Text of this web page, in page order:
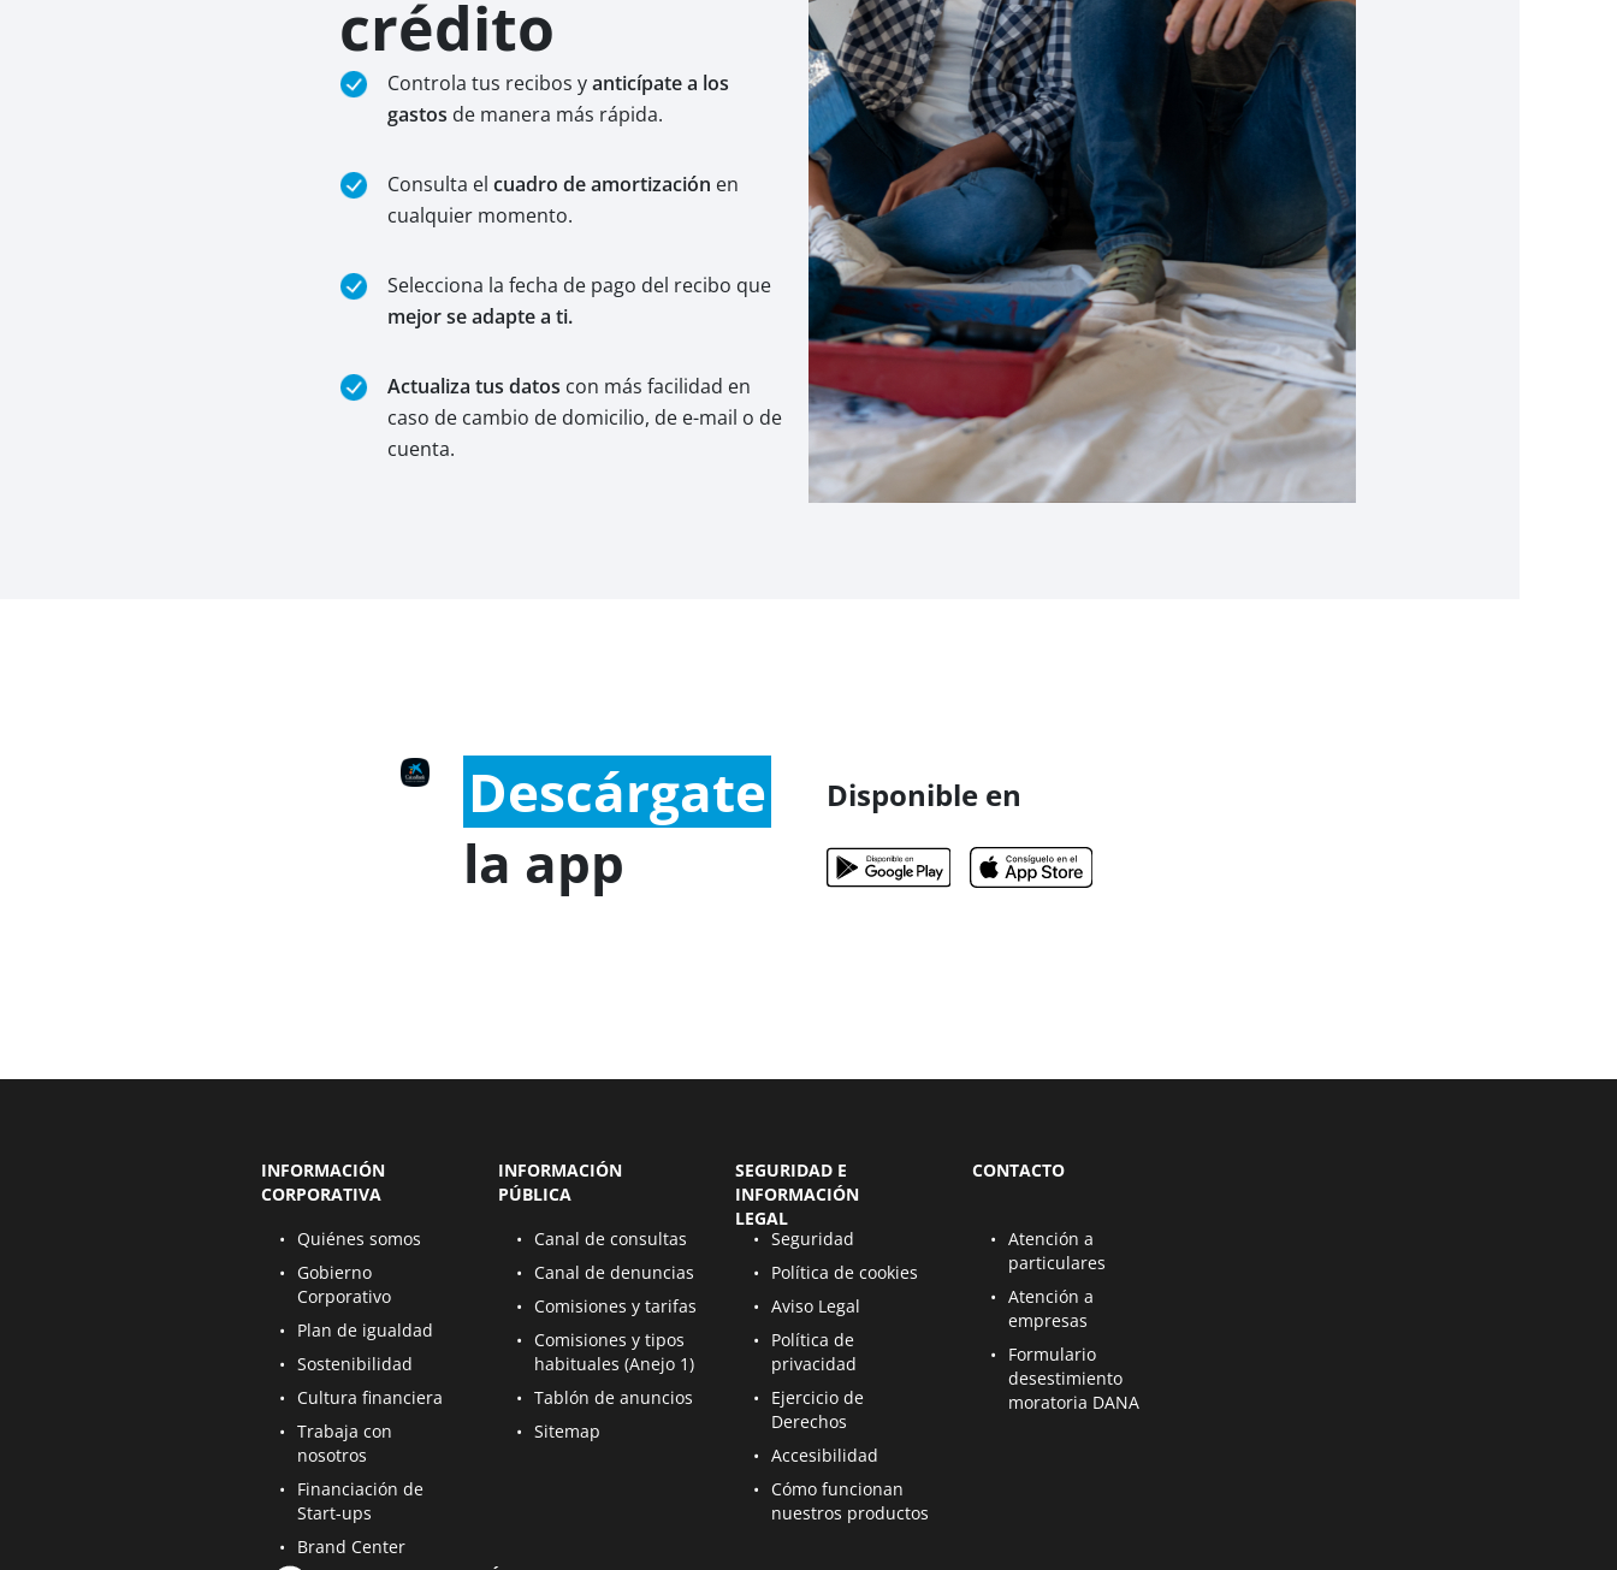
crédito
Controla tus recibos yanticípate a los
gastos de manera más rápida.
Consulta el cuadro de amortización en
cualquier momento.
Selecciona la fecha de pago del recibo que
mejor se adapte a ti.
Actualiza tus datos con más facilidad en
caso de cambio de domicilio, de e-mail o de
cuenta.
Descárgate
la app
Disponible en
INFORMACIÓN
CORPORATIVA
Quiénes somos
Se abre en una nueva página
Gobierno
Corporativo
Se abre en una nueva página
Plan de igualdad
Se abre en una nueva página
Sostenibilidad
Se abre en una nueva página
Cultura financiera
Se abre en una nueva página
Trabaja con
nosotros
Se abre en una nueva página
Financiación de
Start-ups
Se abre en una nueva página
Brand Center
Se abre en una nueva página
INFORMACIÓN
PÚBLICA
Canal de consultas
Se abre en una nueva página
Canal de denuncias
Se abre en una nueva página
Comisiones y tarifas
Se abre en una nueva página
Comisiones y tipos
habituales (Anejo 1)
Se abre en una nueva página
Tablón de anuncios
Se abre en una nueva página
Sitemap
Se abre en una nueva página
SEGURIDAD E
INFORMACIÓN
LEGAL
Seguridad
Se abre en una nueva página
Política de cookies
Se abre en una nueva página
Aviso Legal
Se abre en una nueva página
Política de
privacidad
Se abre en una nueva página
Ejercicio de
Derechos
Se abre en una nueva página
Accesibilidad
Se abre en una nueva página
Cómo funcionan
nuestros productos
Se abre en una nueva página
CONTACTO
Atención a
particulares
Se abre en una nueva página
Atención a
empresas
Se abre en una nueva página
Formulario
desestimiento
moratoria DANA
Se abre en una nueva página